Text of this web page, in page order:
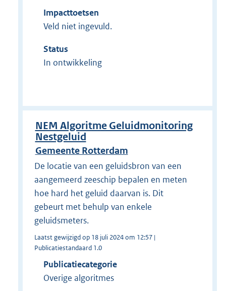
Impacttoetsen
Veld niet ingevuld.
Status
In ontwikkeling
NEM Algoritme Geluidmonitoring
Nestgeluid
Gemeente Rotterdam
De locatie van een geluidsbron van een
aangemeerd zeeschip bepalen en meten
hoe hard het geluid daarvan is. Dit
gebeurt met behulp van enkele
geluidsmeters.
Laatst gewijzigd op 18 juli 2024 om 12:57 |
Publicatiestandaard 1.0
Publicatiecategorie
Overige algoritmes